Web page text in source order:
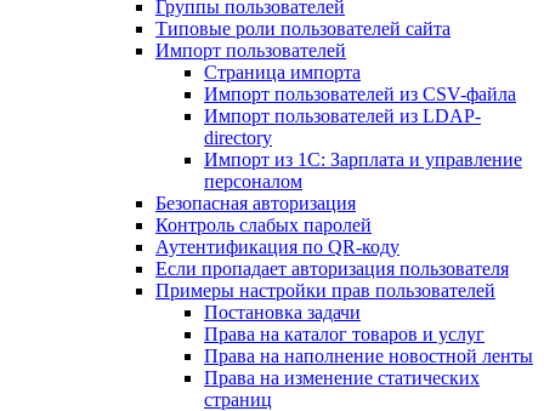
Группы пользователей
Типовые роли пользователей сайта
Импорт пользователей
Страница импорта
Импорт пользователей из CSV-файла
Импорт пользователей из LDAP-
directory
Импорт из 1С: Зарплата и управление
персоналом
Безопасная авторизация
Контроль слабых паролей
Аутентификация по QR-коду
Если пропадает авторизация пользователя
Примеры настройки прав пользователей
Постановка задачи
Права на каталог товаров и услуг
Права на наполнение новостной ленты
Права на изменение статических
страниц